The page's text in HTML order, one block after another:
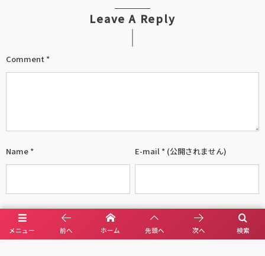
Leave A Reply
Comment *
Name * E-mail * (公開されません)
URL
メニュー 検索
前へ ホーム 先頭へ 次へ